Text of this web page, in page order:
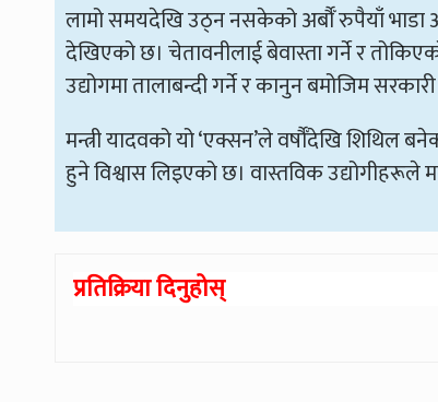
लामो समयदेखि उठ्न नसकेको अर्बौँ रुपैयाँ भाडा
देखिएको छ। चेतावनीलाई बेवास्ता गर्ने र
उद्योगमा तालाबन्दी गर्ने र कानुन बमोजिम
मन्त्री यादवको यो ‘एक्सन’ले वर्षौँदेखि शिथिल
हुने विश्वास लिइएको छ। वास्तविक
प्रतिक्रिया दिनुहोस्